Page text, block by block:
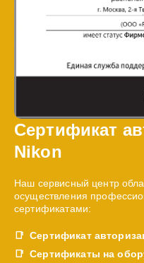
Сертификат
Nikon
Наш сервисный центр
осуществления
сертификатами:
Сертификат
Сертификаты на